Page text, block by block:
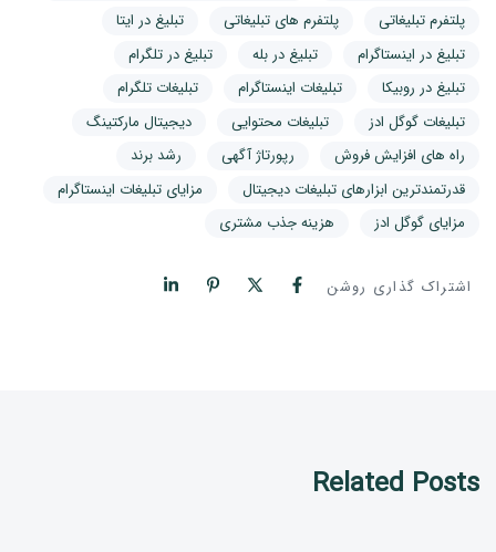
پلتفرم تبلیغاتی
پلتفرم های تبلیغاتی
تبلیغ در ایتا
تبلیغ در اینستاگرام
تبلیغ در بله
تبلیغ در تلگرام
تبلیغ در روبیکا
تبلیغات اینستاگرام
تبلیغات تلگرام
تبلیغات گوگل ادز
تبلیغات محتوایی
دیجیتال مارکتینگ
راه های افزایش فروش
رپورتاژ آگهی
رشد برند
قدرتمندترین ابزارهای تبلیغات دیجیتال
مزایای تبلیغات اینستاگرام
مزایای گوگل ادز
هزینه جذب مشتری
اشتراک گذاری روشن
Related Posts